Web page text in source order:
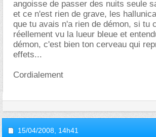
angoisse de passer des nuits seule
et ce n'est rien de grave, les
que tu avais n'a rien de démon, si tu
réellement vu la lueur bleue et
démon, c'est bien ton cerveau qui
effets...
Cordialement
15/04/2008, 14h41